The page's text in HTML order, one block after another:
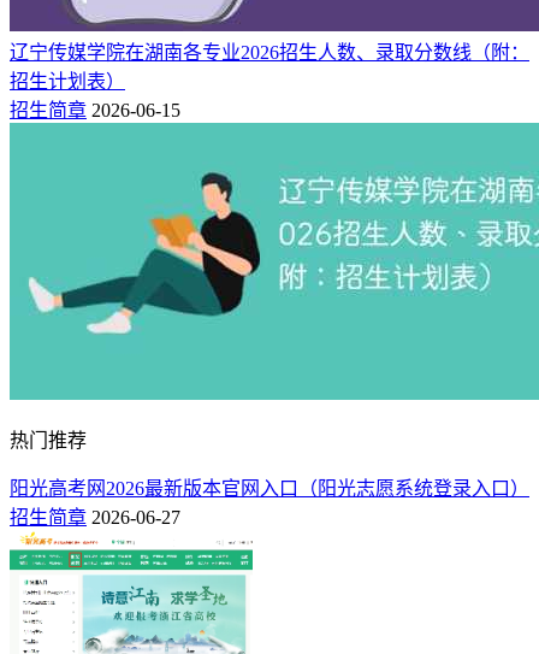
辽宁传媒学院在湖南各专业2026招生人数、录取分数线（附：
招生计划表）
招生简章 2026-06-15
热门推荐
阳光高考网2026最新版本官网入口（阳光志愿系统登录入口）
招生简章 2026-06-27